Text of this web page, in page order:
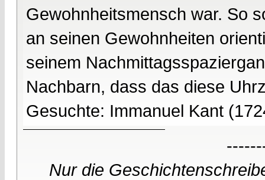
Gewohnheitsmensch war. So
an seinen Gewohnheiten
seinem
Nachbarn, dass das diese
Gesuchte: Immanuel Kant
Nur die